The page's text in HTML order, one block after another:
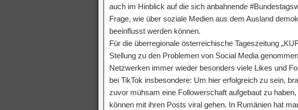
auch im Hinblick auf die sich anbahnende
Frage, wie über soziale Medien aus dem Ausland
beeinflusst werden können.
Für die überregionale österreichische Tageszeitung
Stellung zu den Problemen von Social Media
Netzwerken immer wieder besonders viele Likes und
bei TikTok insbesondere: Um hier erfolgreich zu sein,
zuvor mühsam eine Followerschaft aufgebaut zu
können mit ihren Posts viral gehen. In Rumänien hat